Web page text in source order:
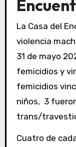
La Casa del
violencia
31 de mayo
femicidios y
femicidios
niños, 3
trans/
Cuatro de